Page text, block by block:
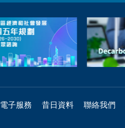
電子服務 昔日資料 聯絡我們